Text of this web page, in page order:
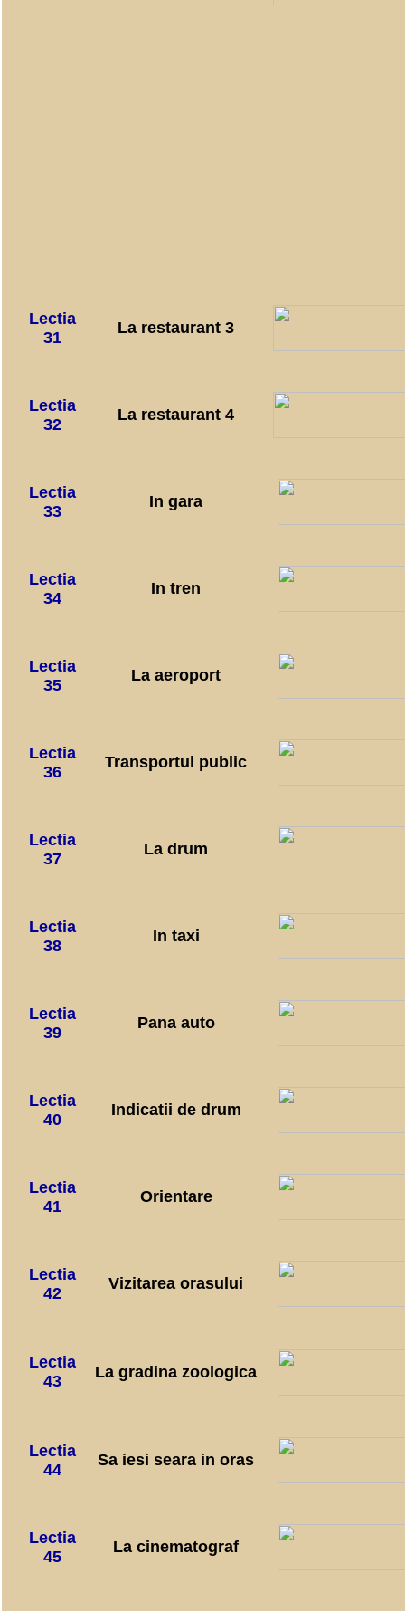
Lectia
31
La restaurant 3
Lectia
32
La restaurant 4
Lectia
33
In gara
Lectia
34
In tren
Lectia
35
La aeroport
Lectia
36
Transportul public
Lectia
37
La drum
Lectia
38
In taxi
Lectia
39
Pana auto
Lectia
40
Indicatii de drum
Lectia
41
Orientare
Lectia
42
Vizitarea orasului
Lectia
43
La gradina zoologica
Lectia
44
Sa iesi seara in oras
Lectia
45
La cinematograf